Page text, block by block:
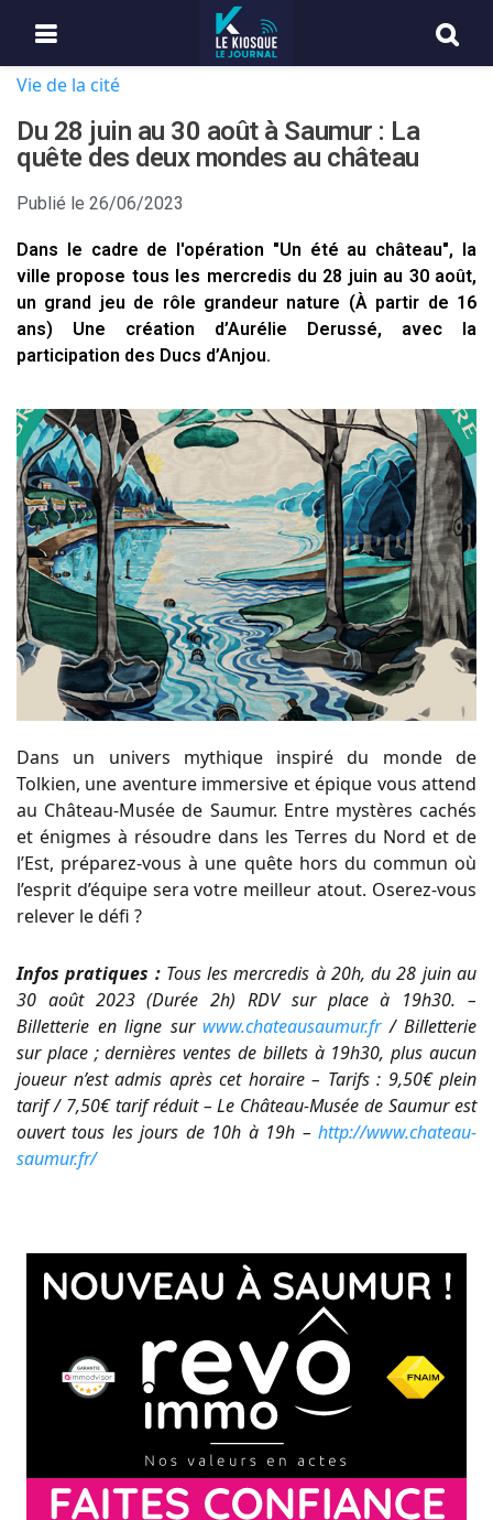
Vie de la cité
Du 28 juin au 30 août à Saumur : La
quête des deux mondes au château
Publié le 26/06/2023
Dans le cadre de l'opération "Un été au château", la
ville propose tous les mercredis du 28 juin au 30 août,
un grand jeu de rôle grandeur nature (À partir de 16
ans) Une création d’Aurélie Derussé, avec la
participation des Ducs d’Anjou.
Dans un univers mythique inspiré du monde de
Tolkien, une aventure immersive et épique vous attend
au Château-Musée de Saumur. Entre mystères cachés
et énigmes à résoudre dans les Terres du Nord et de
l’Est, préparez-vous à une quête hors du commun où
l’esprit d’équipe sera votre meilleur atout. Oserez-vous
relever le défi ?
Infos pratiques :Tous les mercredis à 20h, du 28 juin au
30 août 2023 (Durée 2h) RDV sur place à 19h30. –
Billetterie en ligne sur www.chateausaumur.fr/ Billetterie
sur place ; dernières ventes de billets à 19h30, plus aucun
joueur n’est admis après cet horaire – Tarifs : 9,50€ plein
tarif / 7,50€ tarif réduit – Le Château-Musée de Saumur est
ouvert tous les jours de 10h à 19h – http://www.chateau-
saumur.fr/